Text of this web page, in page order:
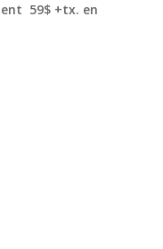
59$ +tx. en